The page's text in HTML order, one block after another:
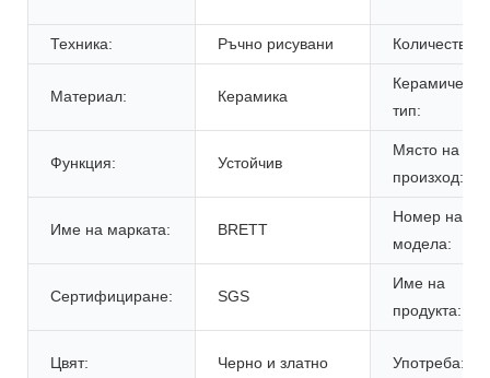
Техника: Ръчно рисувани Количество:
Материал: Керамика
Керамичен
тип:
Функция: Устойчив
Място на
произход:
Име на марката: BRETT
Номер на
модела:
Сертифициране: SGS
Име на
продукта:
Цвят: Черно и златно Употреба: